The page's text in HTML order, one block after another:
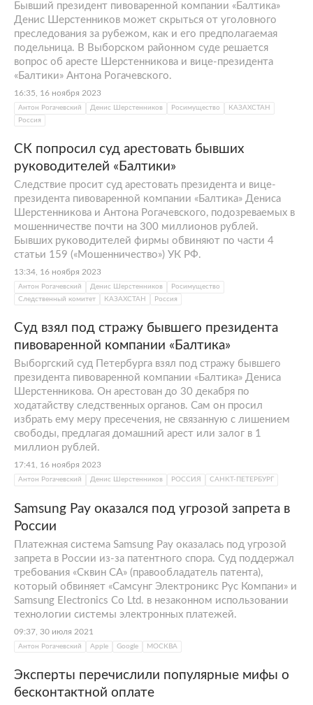
Бывший президент пивоваренной компании «Балтика»
Денис Шерстенников может скрыться от уголовного
преследования за рубежом, как и его предполагаемая
подельница. В Выборском районном суде решается
вопрос об аресте Шерстенникова и вице-президента
«Балтики» Антона Рогачевского.
16:35, 16 ноября 2023
Антон Рогачевский Денис Шерстенников Росимущество
КАЗАХСТАН
Россия
СК попросил суд арестовать бывших
руководителей «Балтики»
Следствие просит суд арестовать президента и вице-
президента пивоваренной компании «Балтика» Дениса
Шерстенникова и Антона Рогачевского, подозреваемых в
мошенничестве почти на 300 миллионов рублей.
Бывших руководителей фирмы обвиняют по части 4
статьи 159 («Мошенничество») УК РФ.
13:34, 16 ноября 2023
Антон Рогачевский Денис Шерстенников
Росимущество
Следственный комитет
КАЗАХСТАН Россия
Суд взял под стражу бывшего президента
пивоваренной компании «Балтика»
Выборгский суд Петербурга взял под стражу бывшего
президента пивоваренной компании «Балтика» Дениса
Шерстенникова. Он арестован до 30 декабря по
ходатайству следственных органов. Сам он просил
избрать ему меру пресечения, не связанную с лишением
свободы, предлагая домашний арест или залог в 1
миллион рублей.
17:41, 16 ноября 2023
Антон Рогачевский Денис Шерстенников РОССИЯ САНКТ-ПЕТЕРБУРГ
Samsung Pay оказался под угрозой запрета в
России
Платежная система Samsung Pay оказалась под угрозой
запрета в России из-за патентного спора. Суд поддержал
требования «Сквин СА» (правообладатель патента),
который обвиняет «Самсунг Электроникс Рус Компани» и
Samsung Electronics Co Ltd. в незаконном использовании
технологии системы электронных платежей.
09:37, 30 июля 2021
Антон Рогачевский Apple Google МОСКВА
Эксперты перечислили популярные мифы о
бесконтактной оплате